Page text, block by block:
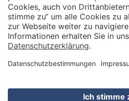
SOCIAL MEDIA